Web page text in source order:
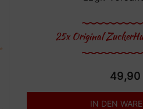
25x Original
49,90
IN DEN